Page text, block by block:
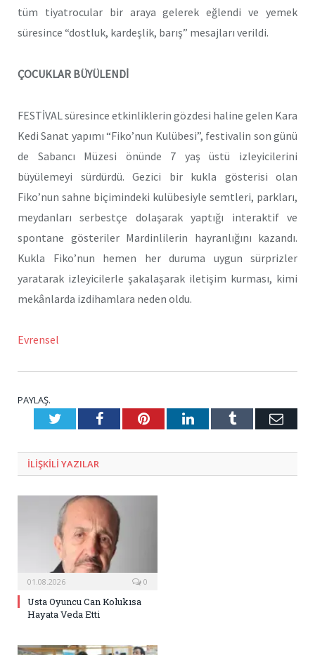
tüm tiyatrocular bir araya gelerek eğlendi ve yemek
süresince “dostluk, kardeşlik, barış” mesajları verildi.
ÇOCUKLAR BÜYÜLENDİ
FESTİVAL süresince etkinliklerin gözdesi haline gelen Kara
Kedi Sanat yapımı “Fiko’nun Kulübesi”, festivalin son günü
de Sabancı Müzesi önünde 7 yaş üstü izleyicilerini
büyülemeyi sürdürdü. Gezici bir kukla gösterisi olan
Fiko’nun sahne biçimindeki kulübesiyle semtleri, parkları,
meydanları serbestçe dolaşarak yaptığı interaktif ve
spontane gösteriler Mardinlilerin hayranlığını kazandı.
Kukla Fiko’nun hemen her duruma uygun sürprizler
yaratarak izleyicilerle şakalaşarak iletişim kurması, kimi
mekânlarda izdihamlara neden oldu.
Evrensel
PAYLAŞ.
TwitterFacebookPinterestLinkedInTumblr E-
ILIŞKILI YAZILAR
01.08.2026 0
Usta Oyuncu Can Kolukısa
Hayata Veda Etti